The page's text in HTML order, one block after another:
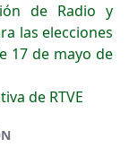
de Radio y
las elecciones
17 de mayo de
de RTVE